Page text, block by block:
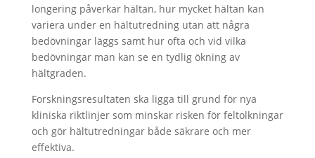
longering påverkar hältan, hur mycket hältan kan
variera under en hältutredning utan att några
bedövningar läggs samt hur ofta och vid vilka
bedövningar man kan se en tydlig ökning av
hältgraden.
Forskningsresultaten ska ligga till grund för nya
kliniska riktlinjer som minskar risken för feltolkningar
och gör hältutredningar både säkrare och mer
effektiva.